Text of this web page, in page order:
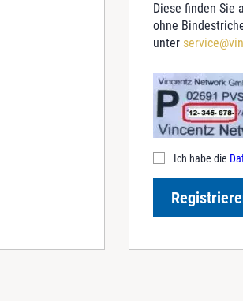
Diese finden Sie
ohne
unter
Ich habe die